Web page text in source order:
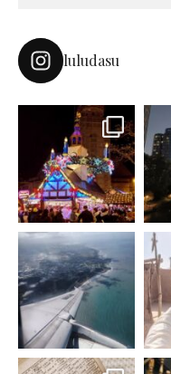
luludasu